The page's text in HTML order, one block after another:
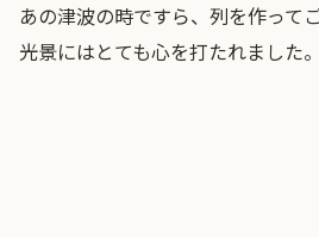
あの津波の時ですら、列を作って
光景にはとても心を打たれました。